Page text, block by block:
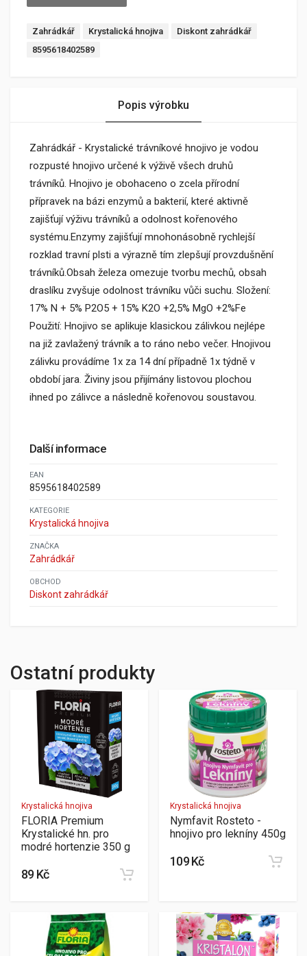
Zahrádkář Krystalická hnojiva
Diskont zahrádkář
8595618402589
Popis výrobku
Zahrádkář - Krystalické trávníkové hnojivo je vodou
rozpusté hnojivo určené k výživě všech druhů
trávníků. Hnojivo je obohaceno o zcela přírodní
přípravek na bázi enzymů a bakterií, které aktivně
zajišťují výživu trávníků a odolnost kořenového
systému.Enzymy zajišťují mnohonásobně rychlejší
rozklad travní plsti a výrazně tím zlepšují provzdušnění
trávníků.Obsah železa omezuje tvorbu mechů, obsah
draslíku zvyšuje odolnost trávníku vůči suchu. Složení:
17% N + 5% P2O5 + 15% K2O +2,5% MgO +2%Fe
Použití: Hnojivo se aplikuje klasickou zálivkou nejlépe
na již zavlažený trávník a to ráno nebo večer. Hnojivou
zálivku provádíme 1x za 14 dní případně 1x týdně v
období jara. Živiny jsou přijímány listovou plochou
ihned po zálivce a následně kořenovou soustavou.
Další informace
EAN
8595618402589
KATEGORIE
Krystalická hnojiva
ZNAČKA
Zahrádkář
OBCHOD
Diskont zahrádkář
Ostatní produkty
Krystalická hnojiva
FLORIA Premium
Krystalické hn. pro
modré hortenzie 350 g
89 Kč
Krystalická hnojiva
Nymfavit Rosteto -
hnojivo pro lekníny 450g
109 Kč